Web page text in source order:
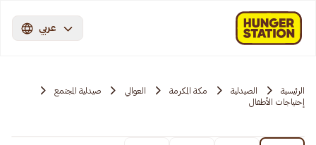
عربي
الرئيسية الصيدلية مكة المكرمة العوالي
صيدلية المجتمع
إحتياجات الأطفال